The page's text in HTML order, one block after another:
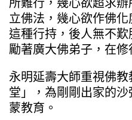
所難行，幾心欲超求
立佛法，幾心欲作佛
這種行持，後人無不
勵著廣大佛弟子，在修
永明延壽大師重視佛
堂」，為剛剛出家的
蒙教育。